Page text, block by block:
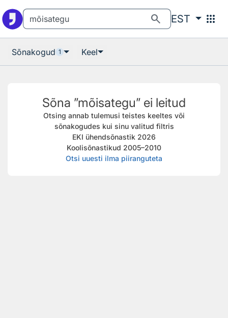
search EST apps
Sõnakogud 1 Keel
Sõna ”mõisategu” ei leitud
Otsing annab tulemusi teistes keeltes või
sõnakogudes kui sinu valitud filtris
EKI ühendsõnastik 2026
Koolisõnastikud 2005–2010
Otsi uuesti ilma piiranguteta